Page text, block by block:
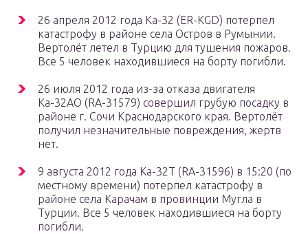
26 апреля 2012 года Ка-32 (ER-KGD) потерпел
катастрофу в районе села Остров в Румынии.
Вертолёт летел в Турцию для тушения пожаров.
Все 5 человек находившиеся на борту погибли.
26 июля 2012 года из-за отказа двигателя
Ка-32АО (RA-31579) совершил грубую посадку в
районе г. Сочи Краснодарского края. Вертолёт
получил незначительные повреждения, жертв
нет.
9 августа 2012 года Ка-32Т (RA-31596) в 15:20 (по
местному времени) потерпел катастрофу в
районе села Карачам в провинции Мугла в
Турции. Все 5 человек находившиеся на борту
погибли.